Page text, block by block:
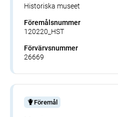
Historiska museet
Föremålsnummer
120220_HST
Förvärvsnummer
26669
Föremål